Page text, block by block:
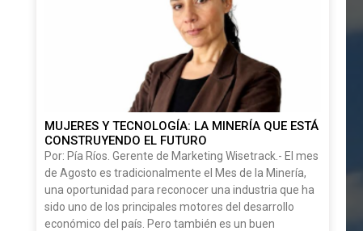
MUJERES Y TECNOLOGÍA: LA MINERÍA QUE ESTÁ
CONSTRUYENDO EL FUTURO
Por: Pía Ríos. Gerente de Marketing Wisetrack.- El mes
de Agosto es tradicionalmente el Mes de la Minería,
una oportunidad para reconocer una industria que ha
sido uno de los principales motores del desarrollo
económico del país. Pero también es un buen